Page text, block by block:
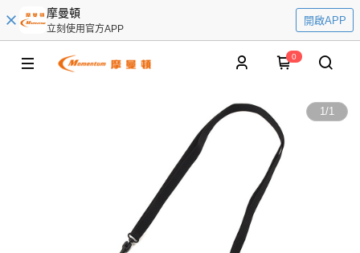
摩曼頓
立刻使用官方APP
開啟APP
0
1/1